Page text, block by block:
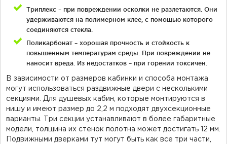
Триплекс – при повреждении осколки не разлетаются. Они
удерживаются на полимерном клее, с помощью которого
соединяются стекла.
Поликарбонат – хорошая прочность и стойкость к
повышенным температурам среды. При повреждении не
наносит вреда. Из недостатков – при горении токсичен.
В зависимости от размеров кабинки и способа монтажа
могут использоваться раздвижные двери с несколькими
секциями. Для душевых кабин, которые монтируются в
нишу и имеют размер до 2,2 м подходят двухсекционные
варианты. Три секции устанавливают в более габаритные
модели, толщина их стенок полотна может достигать 12 мм.
Подвижными дверками тут могут быть как все три части,